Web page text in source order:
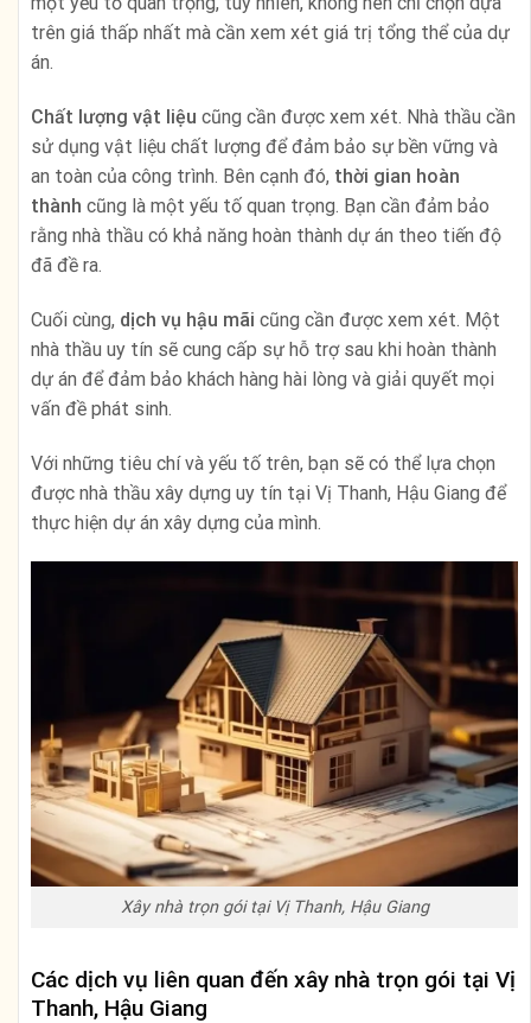
trên giá thấp nhất mà cần xem xét giá trị tổng thể của dự
án.
Chất lượng vật liệu cũng cần được xem xét. Nhà thầu cần
sử dụng vật liệu chất lượng để đảm bảo sự bền vững và
an toàn của công trình. Bên cạnh đó, thời gian hoàn
thành cũng là một yếu tố quan trọng. Bạn cần đảm bảo
rằng nhà thầu có khả năng hoàn thành dự án theo tiến độ
đã đề ra.
Cuối cùng, dịch vụ hậu mãi cũng cần được xem xét. Một
nhà thầu uy tín sẽ cung cấp sự hỗ trợ sau khi hoàn thành
dự án để đảm bảo khách hàng hài lòng và giải quyết mọi
vấn đề phát sinh.
Với những tiêu chí và yếu tố trên, bạn sẽ có thể lựa chọn
được nhà thầu xây dựng uy tín tại Vị Thanh, Hậu Giang để
thực hiện dự án xây dựng của mình.
Xây nhà trọn gói tại Vị Thanh, Hậu Giang
Các dịch vụ liên quan đến xây nhà trọn gói tại Vị
Thanh, Hậu Giang